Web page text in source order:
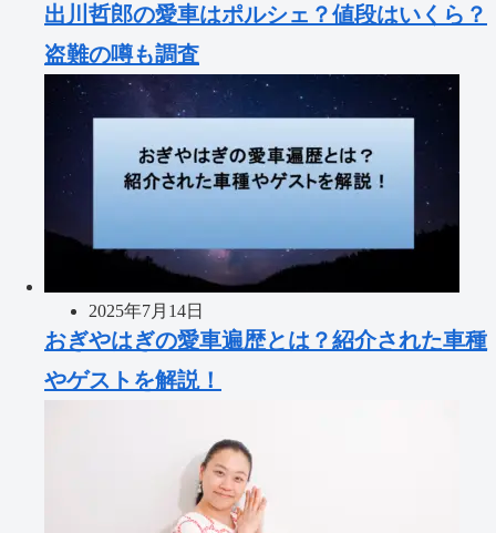
出川哲郎の愛車はポルシェ？値段はいくら？
盗難の噂も調査
2025年7月14日
おぎやはぎの愛車遍歴とは？紹介された車種
やゲストを解説！